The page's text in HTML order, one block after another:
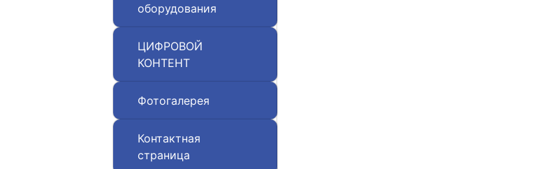
оборудования
ЦИФРОВОЙ
КОНТЕНТ
Фотогалерея
Контактная
страница